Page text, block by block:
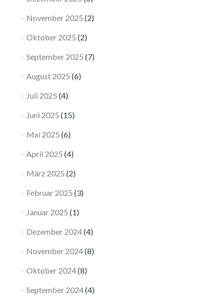
November 2025 (2)
Oktober 2025 (2)
September 2025 (7)
August 2025 (6)
Juli 2025 (4)
Juni 2025 (15)
Mai 2025 (6)
April 2025 (4)
März 2025 (2)
Februar 2025 (3)
Januar 2025 (1)
Dezember 2024(4)
November 2024(8)
Oktober 2024(8)
September 2024(4)